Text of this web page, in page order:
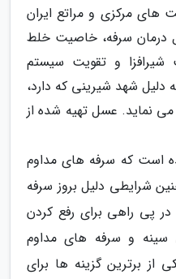
های مرکزی و مراتع ایران
سرفه، خاصیت خلط
شیرافزا و تقویت سیستم
دلیل شهد شیرینی که دارد،
نماید. عسل تهیه شده از
است که سرفه های مداوم
شرایطی دلیل بروز سرفه
پی راهی برای رفع کردن
سینه و سرفه های مداوم
برترین گزینه ها برای